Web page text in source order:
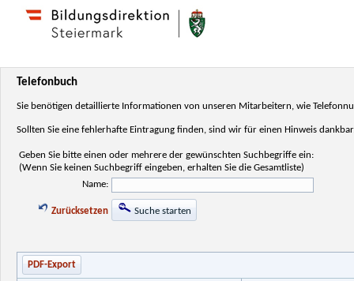
Telefonbuch
Sie benötigen detaillierte Informationen von unseren Mitarbeitern, wie
Sollten Sie eine fehlerhafte Eintragung finden, sind wir für einen Hinweis
Geben Sie bitte einen oder mehrere der gewünschten Suchbegriffe ein:
(Wenn Sie keinen Suchbegriff eingeben, erhalten Sie die Gesamtliste)
Name:
Zurücksetzen Suche starten
PDF-Export